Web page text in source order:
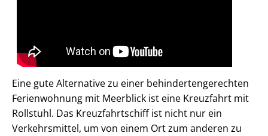
Eine gute Alternative zu einer behindertengerechten
Ferienwohnung mit Meerblick ist eine Kreuzfahrt mit
Rollstuhl. Das Kreuzfahrtschiff ist nicht nur ein
Verkehrsmittel, um von einem Ort zum anderen zu